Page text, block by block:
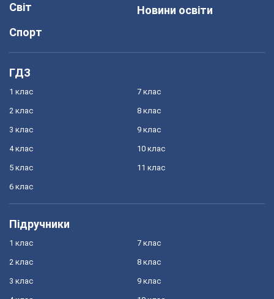
Світ
Спорт
Новини освіти
ГДЗ
1 клас
2 клас
3 клас
4 клас
5 клас
6 клас
7 клас
8 клас
9 клас
10 клас
11 клас
Підручники
1 клас
2 клас
3 клас
7 клас
8 клас
9 клас